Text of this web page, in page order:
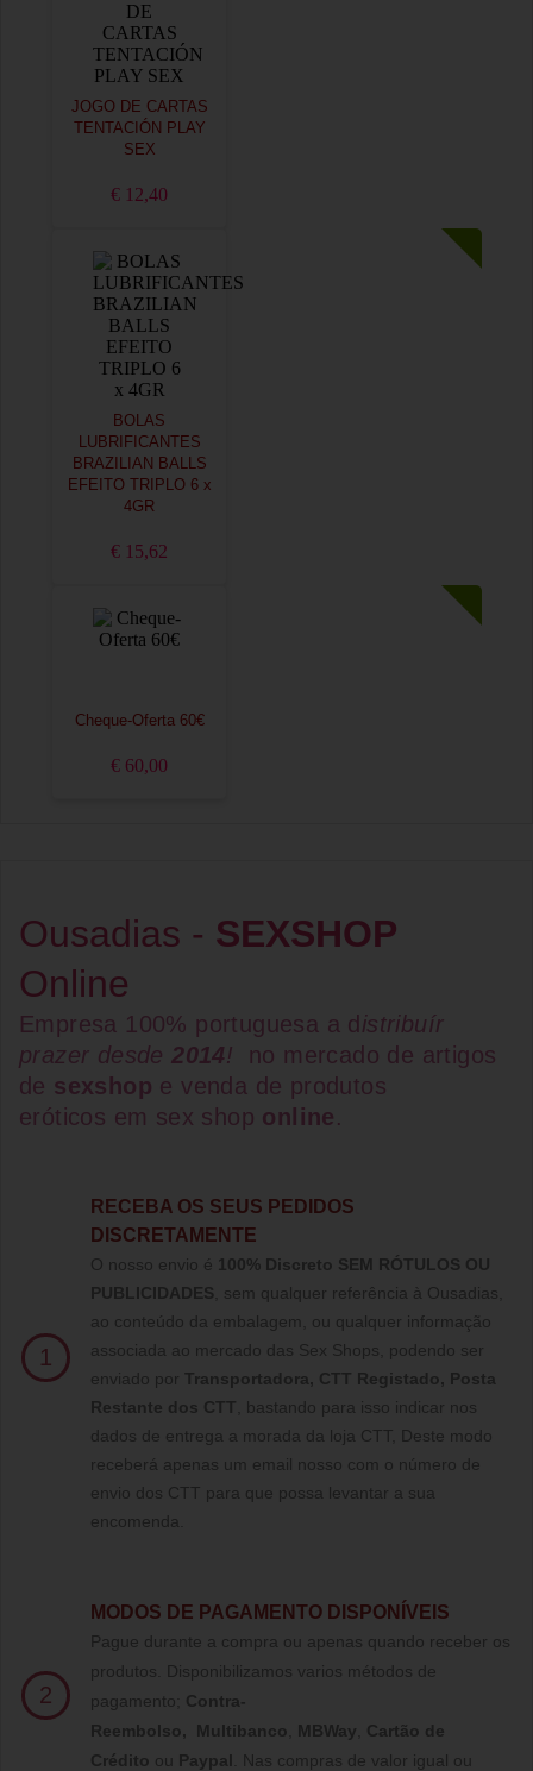
JOGO DE CARTAS
TENTACIÓN PLAY
SEX
€ 12,40
BOLAS
LUBRIFICANTES
BRAZILIAN BALLS
EFEITO TRIPLO 6 x
4GR
€ 15,62
Cheque-Oferta 60€
€ 60,00
Ousadias - SEXSHOP
Online
Empresa 100% portuguesa a d istribuír
prazer desde2014!
no mercado de artigos
de sexshop e venda de produtos
eróticos em sex shop online.
1
RECEBA OS SEUS PEDIDOS
DISCRETAMENTE
O nosso envio é 100% Discreto SEM RÓTULOS OU
PUBLICIDADES , sem qualquer referência à Ousadias,
ao conteúdo da embalagem, ou qualquer informação
associada ao mercado das Sex Shops, podendo ser
enviado por Transportadora, CTT Registado, Posta
Restante dos CTT , bastando para isso indicar nos
dados de entrega a morada da loja CTT, Deste modo
receberá apenas um email nosso com o número de
envio dos CTT para que possa levantar a sua
encomenda.
2
MODOS DE PAGAMENTO DISPONÍVEIS
Pague durante a compra ou apenas quando receber os
produtos. Disponibilizamos varios métodos de
pagamento; Contra-
Reembolso, Multibanco MBWay
Cartão de
Crédito ou Paypal
Nas compras de valor igual ou